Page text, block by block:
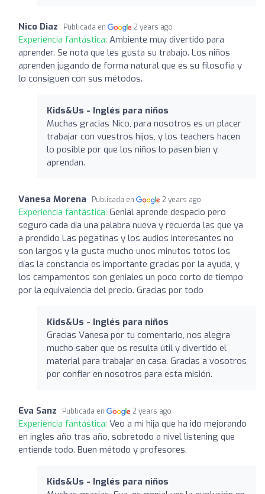
Nico Diaz Publicada en 2 years ago
Experiencia fantástica: Ambiente muy divertido para
aprender. Se nota que les gusta su trabajo. Los niños
aprenden jugando de forma natural que es su filosofía y
lo consiguen con sus métodos.
Kids&Us - Inglés para niños
Muchas gracias Nico, para nosotros es un placer
trabajar con vuestros hijos, y los teachers hacen
lo posible por que los niños lo pasen bien y
aprendan.
Vanesa Morena Publicada en 2 years ago
Experiencia fantástica: Genial aprende despacio pero
seguro cada día una palabra nueva y recuerda las que ya
a prendido Las pegatinas y los audios interesantes no
son largos y la gusta mucho unos minutos totos los
días la constancia es importante gracias por la ayuda, y
los campamentos son geniales un poco corto de tiempo
por la equivalencia del precio. Gracias por todo
Kids&Us - Inglés para niños
Gracias Vanesa por tu comentario, nos alegra
mucho saber que os resulta útil y divertido el
material para trabajar en casa. Gracias a vosotros
por confiar en nosotros para esta misión.
Eva Sanz Publicada en 2 years ago
Experiencia fantástica: Veo a mi hija que ha ido mejorando
en ingles año tras año, sobretodo a nivel listening que
entiende todo. Buen método y profesores.
Kids&Us - Inglés para niños